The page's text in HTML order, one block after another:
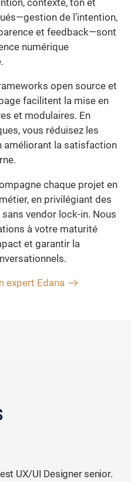
contexte, ton et
de l’intention,
et feedback—sont
numérique
open source et
facilitent la mise en
et modulaires. En
vous réduisez les
améliorant la satisfaction
chaque projet en
en privilégiant des
vendor lock-in. Nous
à votre maturité
et garantir la
expert Edana
UX/UI Designer senior.